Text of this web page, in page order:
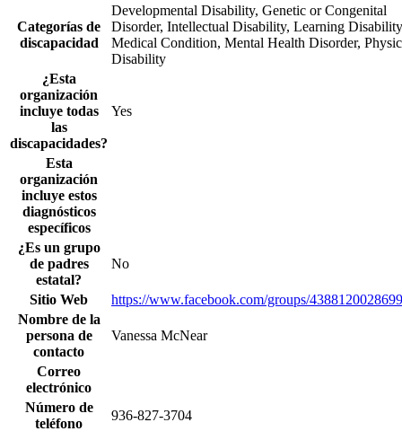
Categorías de
discapacidad
Developmental Disability, Genetic or Congenital
Disorder, Intellectual Disability, Learning
Medical Condition, Mental Health Disorder,
Disability
¿Esta
organización
incluye todas
las
discapacidades?
Yes
Esta
organización
incluye estos
diagnósticos
específicos
¿Es un grupo
de padres
estatal?
No
Sitio Web
https://www.facebook.com/groups/
Nombre de la
persona de
contacto
Vanessa McNear
Correo
electrónico
Número de
teléfono
936-827-3704